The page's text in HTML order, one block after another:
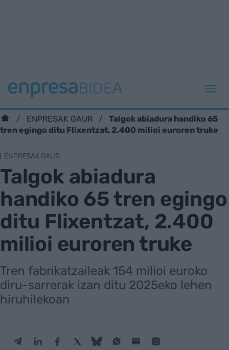
ENPRESAK GAUR
Talgok abiadura handiko 65
tren egingo ditu Flixentzat, 2.400 milioi euroren truke
ENPRESAK GAUR
Talgok abiadura
handiko 65 tren egingo
ditu Flixentzat, 2.400
milioi euroren truke
Tren fabrikatzaileak 154 milioi euroko
diru-sarrerak izan ditu 2025eko lehen
hiruhilekoan